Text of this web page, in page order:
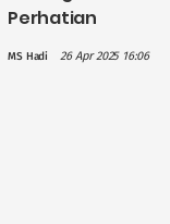
Perhatian
Hubungan
MS Hadi 26 Apr 2025 16:06